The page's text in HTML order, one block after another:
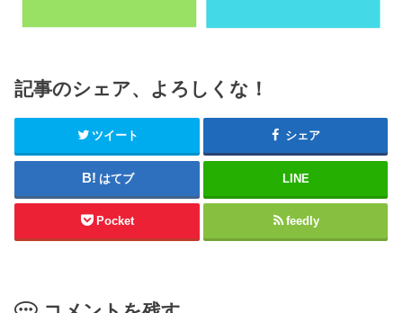
記事のシェア、よろしくな！
ツイート シェア
はてブ LINE
Pocket feedly